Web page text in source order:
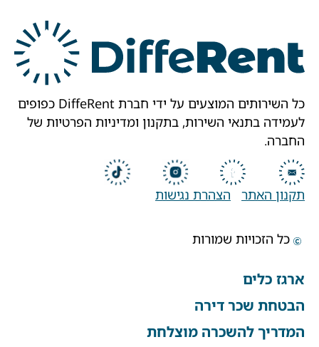
כל השירותים המוצעים על ידי חברת DiffeRent כפופים
לעמידה בתנאי השירות, בתקנון ומדיניות הפרטיות של
החברה.
תקנון האתר הצהרת נגישות
כל הזכויות שמורות
ארגז כלים
הבטחת שכר דירה
המדריך להשכרה מוצלחת